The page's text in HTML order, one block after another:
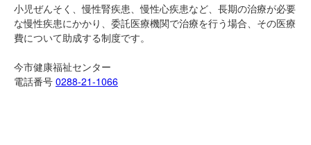
小児ぜんそく、慢性腎疾患、慢性心疾患など、長期の治療が必要
な慢性疾患にかかり、委託医療機関で治療を行う場合、その医療
費について助成する制度です。
今市健康福祉センター
電話番号 0288-21-1066